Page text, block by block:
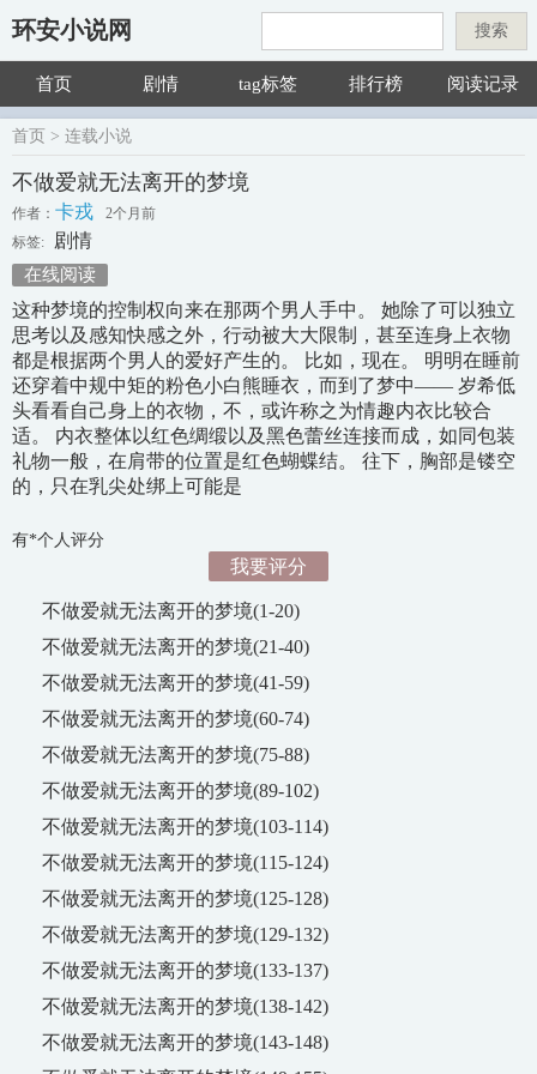
环安小说网 搜索
首页 剧情 tag标签 排行榜 阅读记录
首页 > 连载小说
不做爱就无法离开的梦境
作者： 卡戎
2个月前
标签:
剧情
在线阅读
这种梦境的控制权向来在那两个男人手中。 她除了可以独立
思考以及感知快感之外，行动被大大限制，甚至连身上衣物
都是根据两个男人的爱好产生的。 比如，现在。 明明在睡前
还穿着中规中矩的粉色小白熊睡衣，而到了梦中—— 岁希低
头看看自己身上的衣物，不，或许称之为情趣内衣比较合
适。 内衣整体以红色绸缎以及黑色蕾丝连接而成，如同包装
礼物一般，在肩带的位置是红色蝴蝶结。 往下，胸部是镂空
的，只在乳尖处绑上可能是
有*个人评分
我要评分
不做爱就无法离开的梦境(1-20)
不做爱就无法离开的梦境(21-40)
不做爱就无法离开的梦境(41-59)
不做爱就无法离开的梦境(60-74)
不做爱就无法离开的梦境(75-88)
不做爱就无法离开的梦境(89-102)
不做爱就无法离开的梦境(103-114)
不做爱就无法离开的梦境(115-124)
不做爱就无法离开的梦境(125-128)
不做爱就无法离开的梦境(129-132)
不做爱就无法离开的梦境(133-137)
不做爱就无法离开的梦境(138-142)
不做爱就无法离开的梦境(143-148)